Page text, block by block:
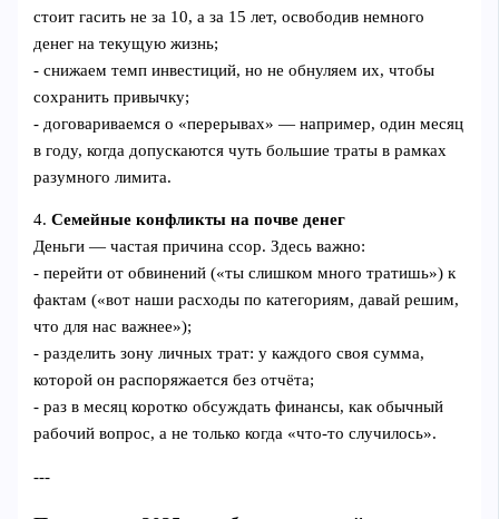
стоит гасить не за 10, а за 15 лет, освободив немного
денег на текущую жизнь;
- снижаем темп инвестиций, но не обнуляем их, чтобы
сохранить привычку;
- договариваемся о «перерывах» — например, один месяц
в году, когда допускаются чуть большие траты в рамках
разумного лимита.
4.Семейные конфликты на почве денег
Деньги — частая причина ссор. Здесь важно:
- перейти от обвинений («ты слишком много тратишь») к
фактам («вот наши расходы по категориям, давай решим,
что для нас важнее»);
- разделить зону личных трат: у каждого своя сумма,
которой он распоряжается без отчёта;
- раз в месяц коротко обсуждать финансы, как обычный
рабочий вопрос, а не только когда «что‑то случилось».
---